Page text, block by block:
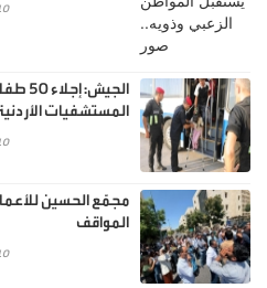
المستشفيات
مجمّع الحسين
المواقف